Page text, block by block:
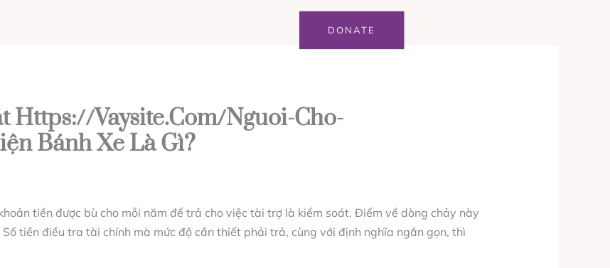
DONATE
Https://vaysite.com/nguoi-Cho-
Bánh Xe Là Gì?
tiền được bù cho mỗi năm để trả cho việc tài trợ là kiểm soát. Điểm về dòng chảy này
tiền điều tra tài chính mà mức độ cần thiết phải trả, cùng với định nghĩa ngắn gọn, thì